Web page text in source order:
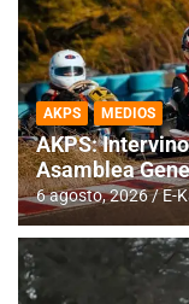
AKPS MEDIOS
AKPS:
Asamblea
6 agosto, 2026 E-